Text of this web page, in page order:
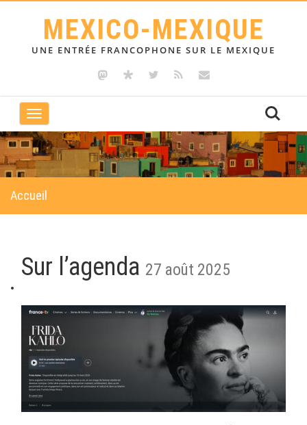
MEXICO-MEXIQUE
UNE ENTRÉE FRANCOPHONE SUR LE MEXIQUE
Toggle
navigation
Accueil
Sur l’agenda 27 août 2025